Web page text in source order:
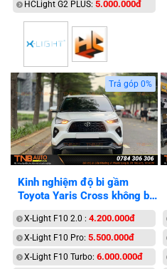
HCLight G2 PLUS: 5.000.000đ
Trả góp 0%
Kinh nghiệm độ bi gầm
Toyota Yaris Cross không bị
lỗi điện
X-Light F10 2.0 : 4.200.000đ
X-Light F10 Pro: 5.500.000đ
X-Light F10 Turbo: 6.000.000đ